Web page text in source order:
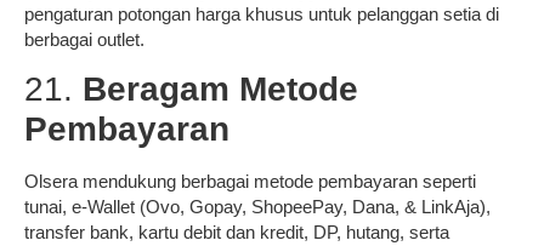
pengaturan potongan harga khusus untuk pelanggan setia di
berbagai outlet.
21. Beragam Metode
Pembayaran
Olsera mendukung berbagai metode pembayaran seperti
tunai, e-Wallet (Ovo, Gopay, ShopeePay, Dana, & LinkAja),
transfer bank, kartu debit dan kredit, DP, hutang, serta